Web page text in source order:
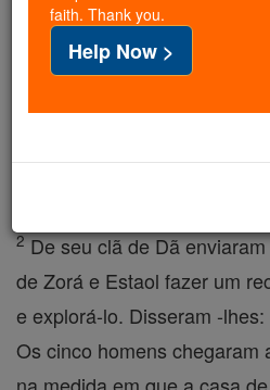
Naqueles dias não havia
naqueles dias, a tribo de
território havia caído para
2De seu clã de Dã
de Zorá e Estaol fazer um
e explorá-lo. Disseram -
Os cinco homens chegaram
faith. Thank you.
Help Now >